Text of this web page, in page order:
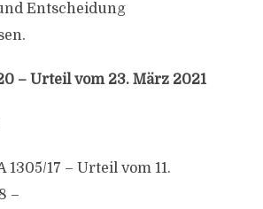
Entscheidung
– Urteil vom 23. März 2021
1305/17 – Urteil vom 11.
–